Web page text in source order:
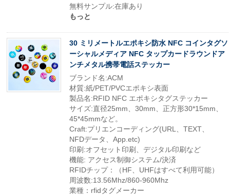
無料サンプル:在庫あり
もっと
30 ミリメートルエポキシ防水 NFC コインタグソ
ーシャルメディア NFC タップカードラウンドア
ンチメタル携帯電話ステッカー
ブランド名:ACM
材質:紙/PET/PVCエポキシ表面
製品名:RFID NFC エポキシタグステッカー
サイズ:直径25mm、30mm、正方形30*15mm、
45*45mmなど。
Craft:プリエンコーディング(URL、TEXT、
NFDデータ、App.etc)
印刷:オフセット印刷、デジタル印刷など
機能: アクセス制御システム/決済
RFIDチップ：（HF、UHFはすべて利用可能）
周波数:13.56Mhz/860-960Mhz
業種：rfidタグメーカー